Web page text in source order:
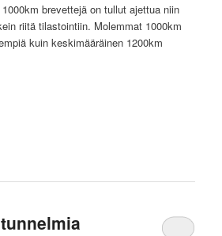
brevettejä on tullut ajettua niin
riitä tilastointiin. Molemmat 1000km
kuin keskimääräinen 1200km